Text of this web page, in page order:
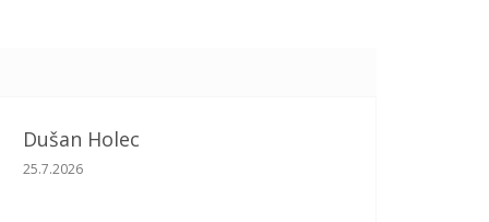
Dušan Holec
Hodnotenie obchodu je 5 z 5 hviezdičiek.
25.7.2026